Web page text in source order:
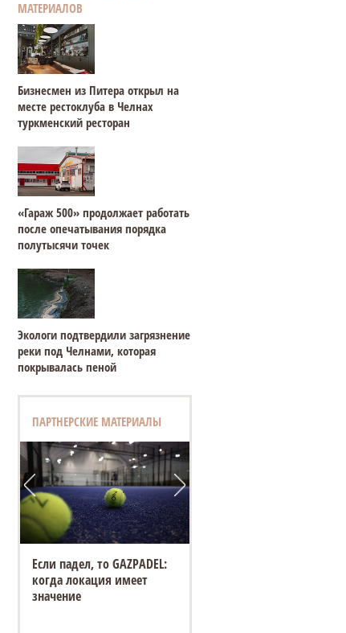
МАТЕРИАЛОВ
Бизнесмен из Питера открыл на
месте рестоклуба в Челнах
туркменский ресторан
«Гараж 500» продолжает работать
после опечатывания порядка
полутысячи точек
Экологи подтвердили загрязнение
реки под Челнами, которая
покрывалась пеной
ПАРТНЕРСКИЕ МАТЕРИАЛЫ
Если падел, то GAZPADEL:
когда локация имеет
значение